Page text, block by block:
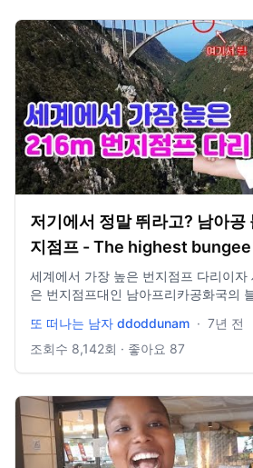
숙박비로 인당 22만원을 지출한 가성
에어비앤비 숙박 경험 +에어비앤비 광고는 절대 아닙니다. 협
찬 좀 해줬으면 좋겠네. 영상에도 나오
긁어서 사용했어요 :) 더 많은 아프리카 여행 정보는 또떠남 네
이버 블로그를 참고해주세요! http://
저기에서 정말 뛰라고? 남아공
지점프 - The highest
in the world #또떠남 세계여
세계에서 가장 높은 번지점프 다리이자
은 번지점프대인 남아프리카공화국의
터 다리 한 가운데에서 거듭된 번뇌와 고민 과연 또떠남
것인가? [남아공 번지점프의 가격/예약 정보는 아래 또떠남 블
Bloukrans Bridge The highest bungy
the seceond highest bungy jumping site
should I try my first bungy jump at
world? Could Jaden jump?
또 떠나는 남자 ddoddunam · 7년 전
조회수 8,142회 · 좋아요 87